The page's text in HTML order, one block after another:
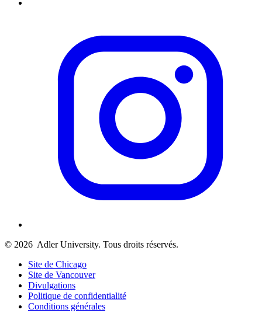
© 2026 Adler University. Tous droits réservés.
Site de Chicago
Site de Vancouver
Divulgations
Politique de confidentialité
Conditions générales